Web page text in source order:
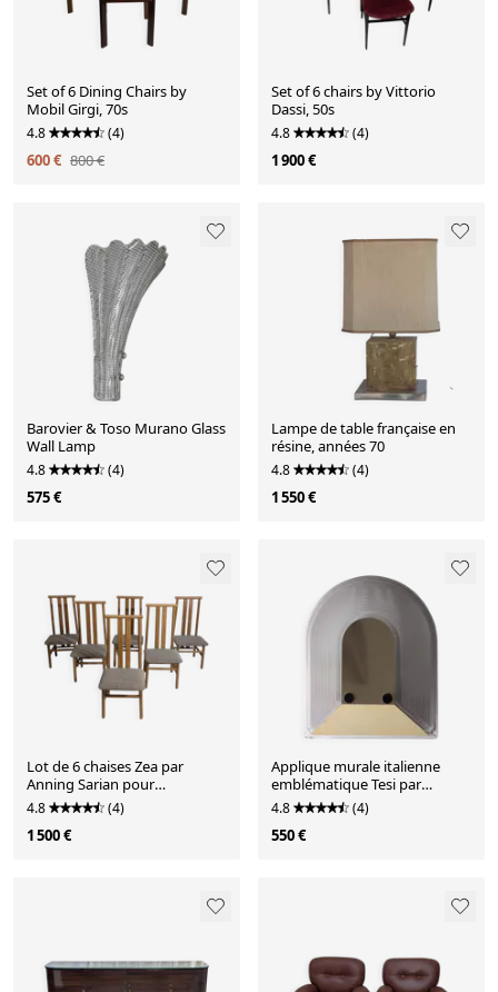
Set of 6 Dining Chairs by
Mobil Girgi, 70s
4.8 (4)
600 € 800 €
Set of 6 chairs by Vittorio
Dassi, 50s
4.8 (4)
1 900 €
Barovier & Toso Murano Glass
Wall Lamp
4.8 (4)
575 €
Lampe de table française en
résine, années 70
4.8 (4)
1 550 €
Lot de 6 chaises Zea par
Anning Sarian pour
Tisettanta, années 80
4.8 (4)
1 500 €
Applique murale italienne
emblématique Tesi par
Roberto Fiorato pour Prisma,
années 80
4.8 (4)
550 €